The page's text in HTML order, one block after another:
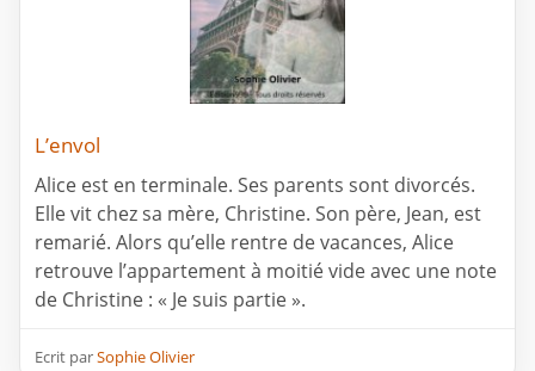
L’envol
Alice est en terminale. Ses parents sont divorcés.
Elle vit chez sa mère, Christine. Son père, Jean, est
remarié. Alors qu’elle rentre de vacances, Alice
retrouve l’appartement à moitié vide avec une note
de Christine : « Je suis partie ».
Ecrit parSophie Olivier